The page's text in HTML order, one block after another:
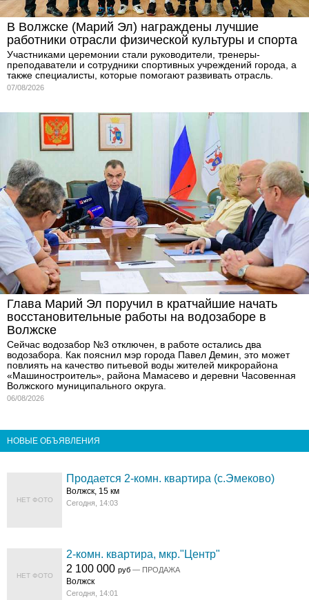
В Волжске (Марий Эл) награждены лучшие
работники отрасли физической культуры и спорта
Участниками церемонии стали руководители, тренеры-
преподаватели и сотрудники спортивных учреждений города, а
также специалисты, которые помогают развивать отрасль.
07/08/2026
Глава Марий Эл поручил в кратчайшие начать
восстановительные работы на водозаборе в
Волжске
Сейчас водозабор №3 отключен, в работе остались два
водозабора. Как пояснил мэр города Павел Демин, это может
повлиять на качество питьевой воды жителей микрорайона
«Машиностроитель», района Мамасево и деревни Часовенная
Волжского муниципального округа.
06/08/2026
НОВЫЕ ОБЪЯВЛЕНИЯ
НЕТ ФОТО
Продается 2-комн. квартира (с.Эмеково)
Волжск, 15 км
Сегодня, 14:03
НЕТ ФОТО
2-комн. квартира, мкр."Центр"
2 100 000руб — ПРОДАЖА
Волжск
Сегодня, 14:01